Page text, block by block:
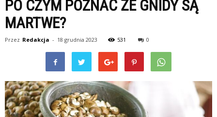
PO CZYM POZNAĆ ŻE GNIDY SĄ
MARTWE?
Przez Redakcja - 18 grudnia 2023 531 0